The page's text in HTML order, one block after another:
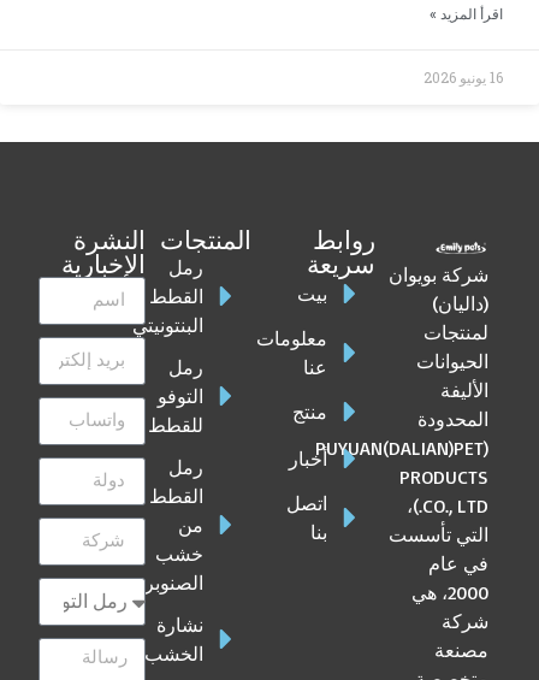
اقرأ المزيد »
16 يونيو 2026
شركة بويوان
(داليان)
لمنتجات
الحيوانات
الأليفة
المحدودة
(PUYUAN(DALIAN)PET
PRODUCTS
CO., LTD.)،
التي تأسست
في عام
2000، هي
شركة
مصنعة
روابط
سريعة
بيت
معلومات
عنا
منتج
أخبار
اتصل
بنا
المنتجات
رمل
القطط
البنتونيتي
رمل
التوفو
للقطط
رمل
القطط
من
خشب
الصنوبر
نشارة
الخشب
النشرة
الإخبارية